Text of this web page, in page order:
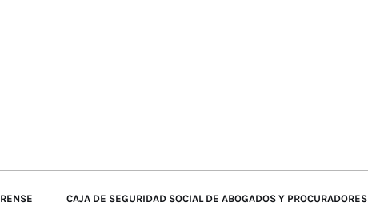
CAJA DE SEGURIDAD SOCIAL DE ABOGADOS Y PROCURADORES